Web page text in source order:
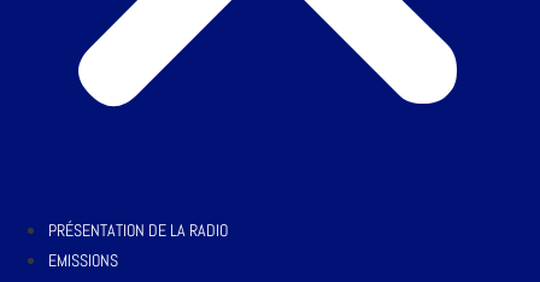
PRÉSENTATION DE LA RADIO
EMISSIONS